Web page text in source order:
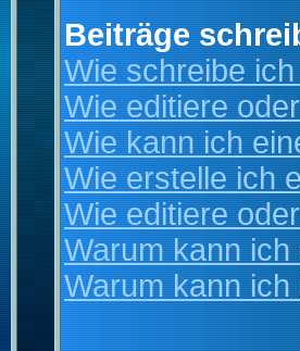
Beiträge
Wie schreibe
Wie editiere
Wie kann ich
Wie erstelle ich
Wie editiere
Warum kann
Warum kann